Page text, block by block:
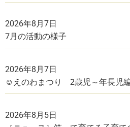
2026年8月7日
7月の活動の様子
2026年8月7日
☺えのわまつり 2歳児～年長児
2026年8月5日